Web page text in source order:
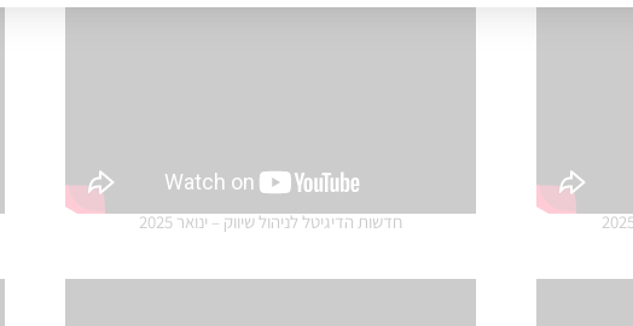
חדשות הדיגיטל לניהול שיווק – ינואר 2025